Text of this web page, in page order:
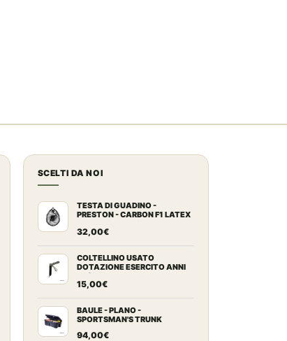
SCELTI DA NOI
TESTA DI GUADINO -
PRESTON - CARBON F1 LATEX
32,00€
COLTELLINO USATO
DOTAZIONE ESERCITO ANNI
70/80
15,00€
BAULE - PLANO -
SPORTSMAN'S TRUNK
94,00€